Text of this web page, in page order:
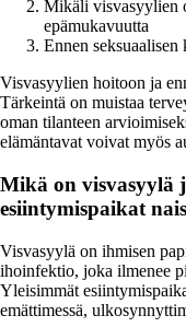
Mikäli visvasyylien
epämukavuutta
Ennen seksuaalisen
Visvasyylien hoitoon ja
Tärkeintä on muistaa
oman tilanteen
elämäntavat voivat myös
Mikä on visvasyylä
esiintymispaikat
Visvasyylä on ihmisen
ihoinfektio, joka ilmenee
Yleisimmät
emättimessä,